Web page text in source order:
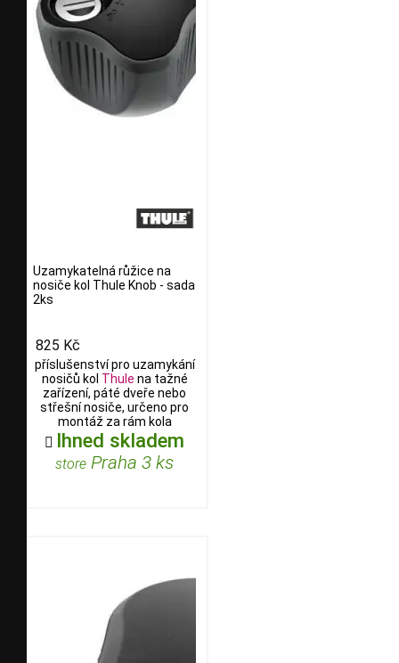
Uzamykatelná růžice na
nosiče kol Thule Knob - sada
2ks
825 Kč
příslušenství pro uzamykání
nosičů kol Thule na tažné
zařízení, páté dveře nebo
střešní nosiče, určeno pro
montáž za rám kola
 Ihned skladem
store Praha 3 ks